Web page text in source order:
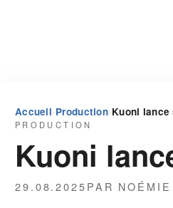
Accueil›Production›Kuoni lance
PRODUCTION
Kuoni
29.08.2025PAR